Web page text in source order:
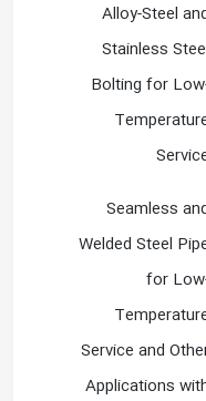
Alloy-Steel
Stainless
Bolting for
Seamless
Welded Steel
for
Service and
Applications